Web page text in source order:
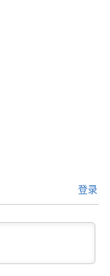
登录